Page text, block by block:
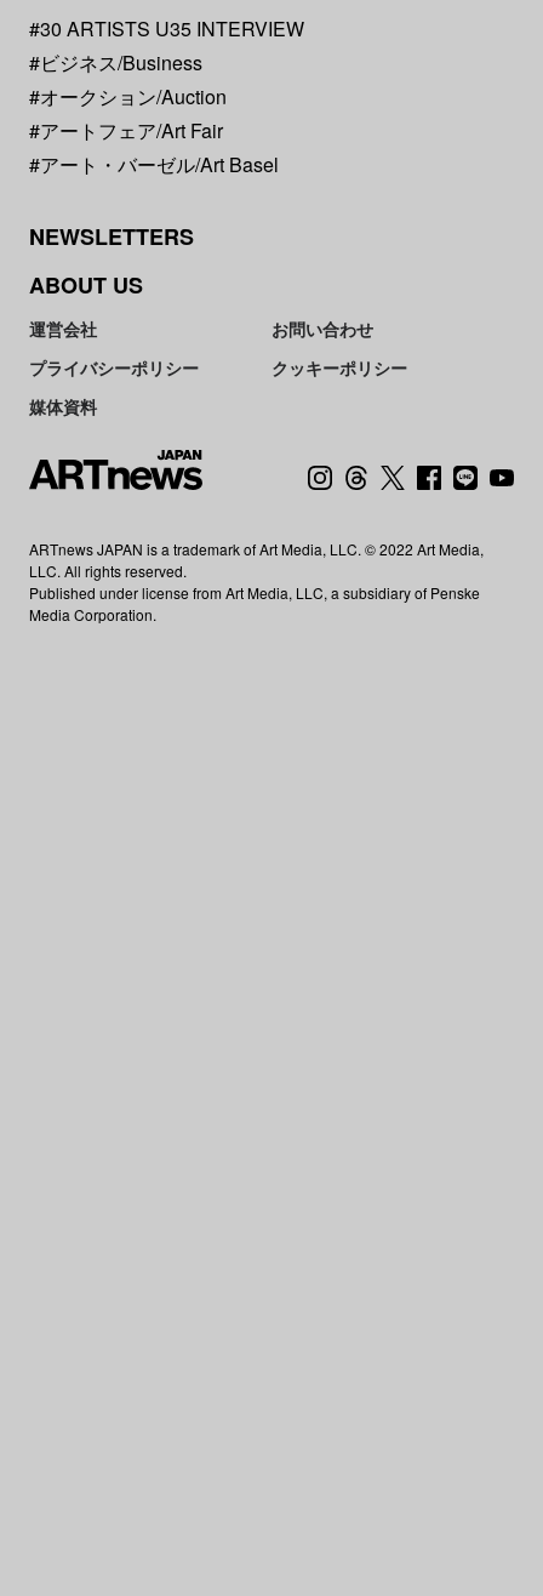
#30 ARTISTS U35 INTERVIEW
#ビジネス/Business
#オークション/Auction
#アートフェア/Art Fair
#アート・バーゼル/Art Basel
NEWSLETTERS
ABOUT US
運営会社
お問い合わせ
プライバシーポリシー
クッキーポリシー
媒体資料
ARTnews JAPAN is a trademark of Art Media, LLC. © 2022 Art Media,
LLC. All rights reserved.
Published under license from Art Media, LLC, a subsidiary of Penske
Media Corporation.